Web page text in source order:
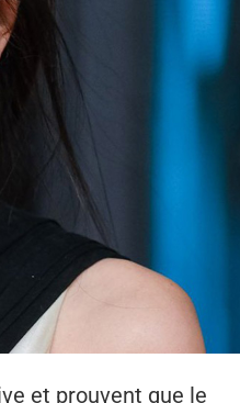
et prouvent que le